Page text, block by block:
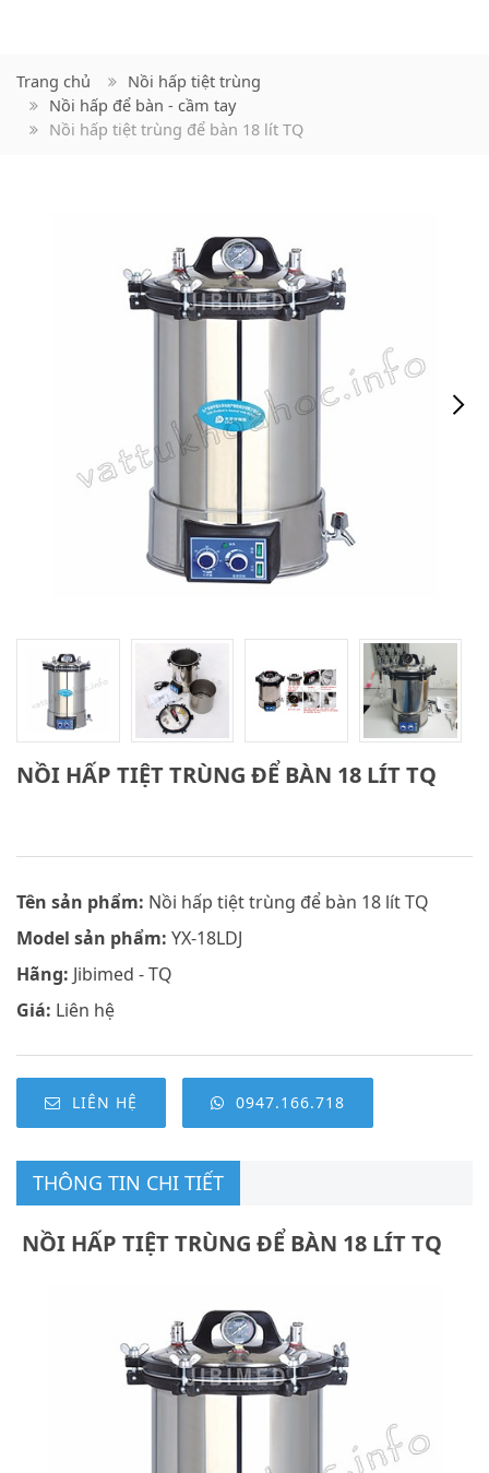
Trang chủ
Nồi hấp tiệt trùng
Nồi hấp để bàn - cầm tay
Nồi hấp tiệt trùng để bàn 18 lít TQ
NỒI HẤP TIỆT TRÙNG ĐỂ BÀN 18 LÍT TQ
Tên sản phẩm: Nồi hấp tiệt trùng để bàn 18 lít TQ
Model sản phẩm: YX-18LDJ
Hãng: Jibimed - TQ
Giá: Liên hệ
LIÊN HỆ 0947.166.718
THÔNG TIN CHI TIẾT
NỒI HẤP TIỆT TRÙNG ĐỂ BÀN 18 LÍT TQ